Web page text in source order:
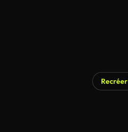
Recréer